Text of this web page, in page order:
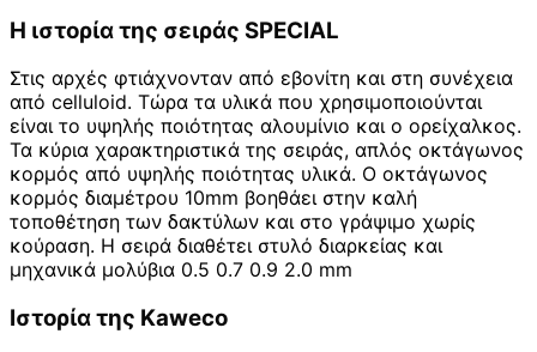
Η ιστορία της σειράς SPECIAL
Στις αρχές φτιάχνονταν από εβονίτη και στη συνέχεια
από celluloid. Τώρα τα υλικά που χρησιμοποιούνται
είναι το υψηλής ποιότητας αλουμίνιο και ο ορείχαλκος.
Τα κύρια χαρακτηριστικά της σειράς, απλός οκτάγωνος
κορμός από υψηλής ποιότητας υλικά. Ο οκτάγωνος
κορμός διαμέτρου 10mm βοηθάει στην καλή
τοποθέτηση των δακτύλων και στο γράψιμο χωρίς
κούραση. Η σειρά διαθέτει στυλό διαρκείας και
μηχανικά μολύβια 0.5 0.7 0.9 2.0 mm
Ιστορία της Kaweco